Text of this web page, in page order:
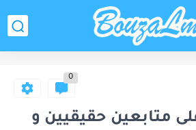
0
متابعين حقيقيين و